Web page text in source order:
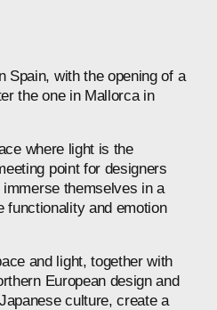
Spain, with the opening of a
the one in Mallorca in
where light is the
point for designers
immerse themselves in a
functionality and emotion
and light, together with
European design and
Japanese culture, create a